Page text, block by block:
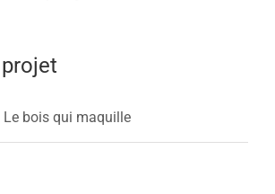
Le bois qui maquille